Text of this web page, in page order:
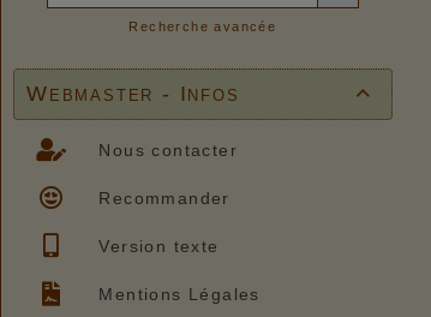
Recherche avancée

Webmaster - Infos
Nous contacter
Recommander
Version texte
Mentions Légales